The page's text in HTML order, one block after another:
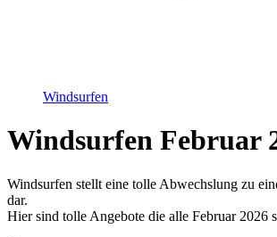
Windsurfen
Windsurfen Februar
Windsurfen stellt eine tolle Abwechslung zu
dar.
Hier sind tolle Angebote die alle Februar 2026